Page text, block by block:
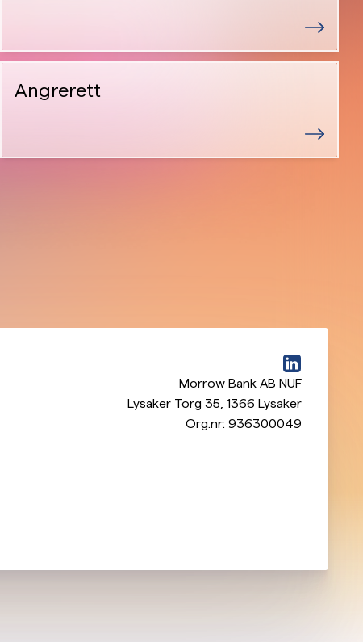
Angrerett
Morrow Bank AB NUF
Lysaker Torg 35 1366 Lysaker
Org.nr: 936300049